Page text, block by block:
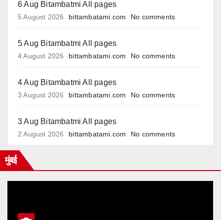
6 Aug Bitambatmi All pages
5 August 2026 bittambatami.com No comments
5 Aug Bitambatmi All pages
4 August 2026 bittambatami.com No comments
4 Aug Bitambatmi All pages
3 August 2026 bittambatami.com No comments
3 Aug Bitambatmi All pages
2 August 2026 bittambatami.com No comments
मुंबई